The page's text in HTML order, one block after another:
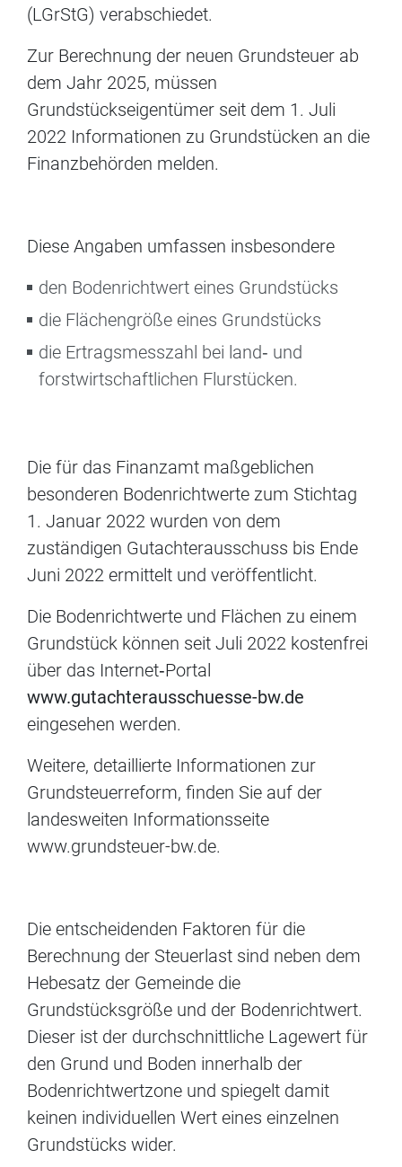
(LGrStG) verabschiedet.
Zur Berechnung der neuen Grundsteuer ab
dem Jahr 2025, müssen
Grundstückseigentümer seit dem 1. Juli
2022 Informationen zu Grundstücken an die
Finanzbehörden melden.
Diese Angaben umfassen insbesondere
den Bodenrichtwert eines Grundstücks
die Flächengröße eines Grundstücks
die Ertragsmesszahl bei land‐ und
forstwirtschaftlichen Flurstücken.
Die für das Finanzamt maßgeblichen
besonderen Bodenrichtwerte zum Stichtag
1. Januar 2022 wurden von dem
zuständigen Gutachterausschuss bis Ende
Juni 2022 ermittelt und veröffentlicht.
Die Bodenrichtwerte und Flächen zu einem
Grundstück können seit Juli 2022 kostenfrei
über das Internet‐Portal
www.gutachterausschuesse-bw.de
eingesehen werden.
Weitere, detaillierte Informationen zur
Grundsteuerreform, finden Sie auf der
landesweiten Informationsseite
www.grundsteuer-bw.de.
Die entscheidenden Faktoren für die
Berechnung der Steuerlast sind neben dem
Hebesatz der Gemeinde die
Grundstücksgröße und der Bodenrichtwert.
Dieser ist der durchschnittliche Lagewert für
den Grund und Boden innerhalb der
Bodenrichtwertzone und spiegelt damit
keinen individuellen Wert eines einzelnen
Grundstücks wider.